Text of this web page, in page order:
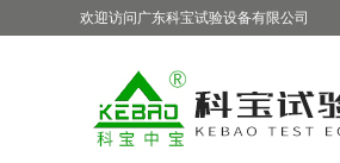
欢迎访问广东科宝试验设备有限公司